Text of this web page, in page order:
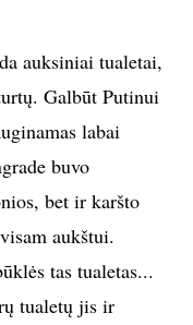
auksiniai tualetai,
Galbūt Putinui
labai
buvo
bet ir karšto
aukštui.
tas tualetas...
tualetų jis ir